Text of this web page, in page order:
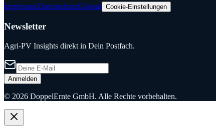
ImpressumDatenschutzGlossar Cookie-Einstellungen
Newsletter
Agri-PV Insights direkt in Dein Postfach.
Anmelden
© 2026 DoppelErnte GmbH. Alle Rechte vorbehalten.